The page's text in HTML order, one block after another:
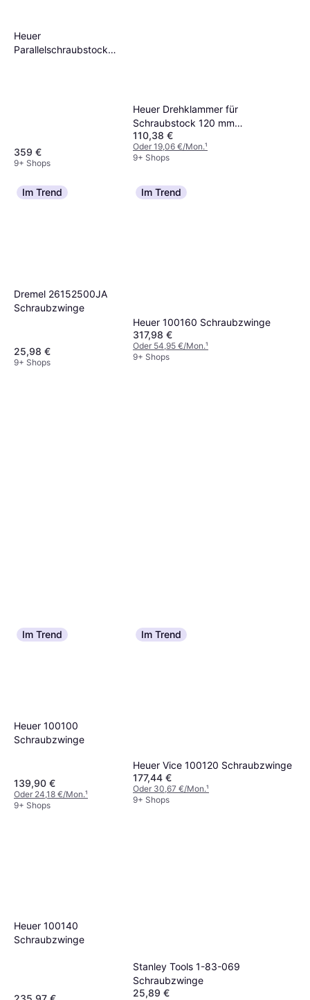
Heuer
Parallelschraubstock
359 €
9+ Shops
Heuer Drehklammer für
Schraubstock 120 mm
Schraubzwinge
110,38 €
Oder 19,06 €/Mon.¹
9+ Shops
Im Trend
Dremel 26152500JA
Schraubzwinge
25,98 €
9+ Shops
Im Trend
Heuer 100160 Schraubzwinge
317,98 €
Oder 54,95 €/Mon.¹
9+ Shops
Im Trend
Heuer 100100
Schraubzwinge
139,90 €
Oder 24,18 €/Mon.¹
9+ Shops
Im Trend
Heuer Vice 100120 Schraubzwinge
177,44 €
Oder 30,67 €/Mon.¹
9+ Shops
Heuer 100140
Schraubzwinge
Stanley Tools 1-83-069
Schraubzwinge
25,89 €